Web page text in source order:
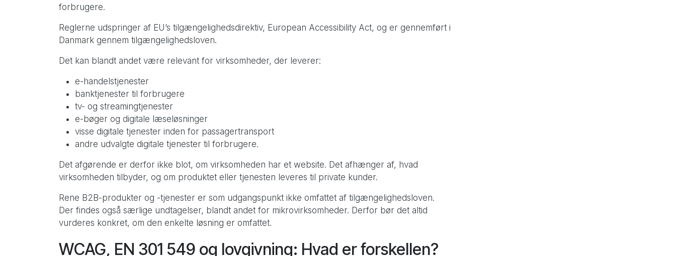
forbrugere.
Reglerne udspringer af EU’s tilgængelighedsdirektiv, European Accessibility Act, og er gennemført i
Danmark gennem tilgængelighedsloven.
Det kan blandt andet være relevant for virksomheder, der leverer:
e-handelstjenester
banktjenester til forbrugere
tv- og streamingtjenester
e-bøger og digitale læseløsninger
visse digitale tjenester inden for passagertransport
andre udvalgte digitale tjenester til forbrugere.
Det afgørende er derfor ikke blot, om virksomheden har et website. Det afhænger af, hvad
virksomheden tilbyder, og om produktet eller tjenesten leveres til private kunder.
Rene B2B-produkter og -tjenester er som udgangspunkt ikke omfattet af tilgængelighedsloven.
Der findes også særlige undtagelser, blandt andet for mikrovirksomheder. Derfor bør det altid
vurderes konkret, om den enkelte løsning er omfattet.
WCAG, EN 301 549 og lovgivning: Hvad er forskellen?